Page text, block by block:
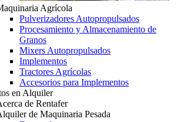
Agrícola
Pulverizadores Autopropulsados
Procesamiento y Almacenamiento de
Granos
Mixers Autopropulsados
Implementos
Tractores Agrícolas
Accesorios para Implementos
en Alquiler
de Rentafer
de Maquinaria Pesada